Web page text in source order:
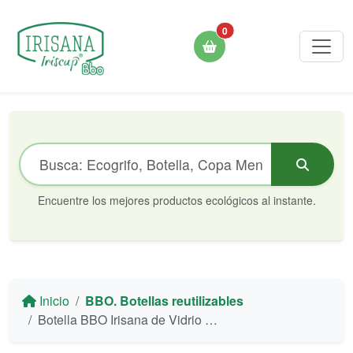
0
Encuentre los mejores productos ecológicos al instante.
Inicio
BBO. Botellas reutilizables
Botella BBO Irisana de Vidrio Borosilicato y Silicona - 500 ml